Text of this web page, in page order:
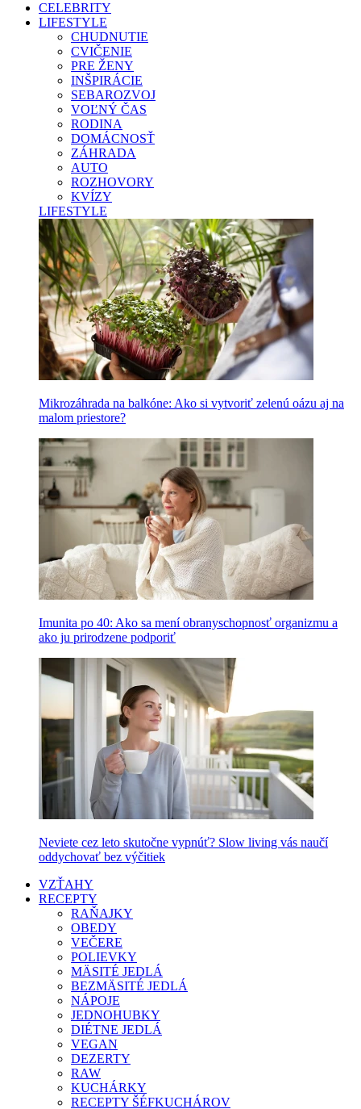
CELEBRITY
LIFESTYLE
CHUDNUTIE
CVIČENIE
PRE ŽENY
INŠPIRÁCIE
SEBAROZVOJ
VOĽNÝ ČAS
RODINA
DOMÁCNOSŤ
ZÁHRADA
AUTO
ROZHOVORY
KVÍZY
LIFESTYLE
Mikrozáhrada na balkóne: Ako si vytvoriť zelenú oázu aj na
malom priestore?
Imunita po 40: Ako sa mení obranyschopnosť organizmu a
ako ju prirodzene podporiť
Neviete cez leto skutočne vypnúť? Slow living vás naučí
oddychovať bez výčitiek
VZŤAHY
RECEPTY
RAŇAJKY
OBEDY
VEČERE
POLIEVKY
MÄSITÉ JEDLÁ
BEZMÄSITÉ JEDLÁ
NÁPOJE
JEDNOHUBKY
DIÉTNE JEDLÁ
VEGAN
DEZERTY
RAW
KUCHÁRKY
RECEPTY ŠÉFKUCHÁROV